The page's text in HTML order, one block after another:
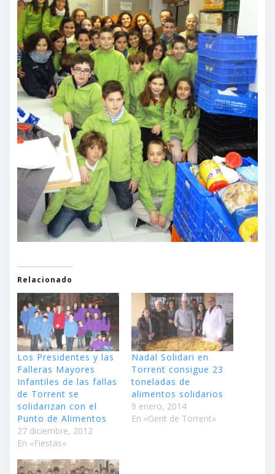
Relacionado
Los Presidentes y las
Falleras Mayores
Infantiles de las fallas
de Torrent se
solidarizan con el
Punto de Alimentos
27 diciembre, 2012
En «Fiestas»
Nadal Solidari en
Torrent consigue 23
toneladas de
alimentos solidarios
9 enero, 2014
En «Gent de Torrent»